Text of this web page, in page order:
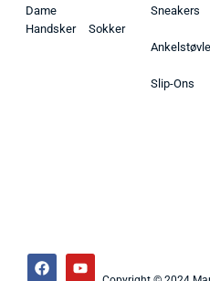
Dame
Handsker
Sokker
Sneakers
Slip-Ons